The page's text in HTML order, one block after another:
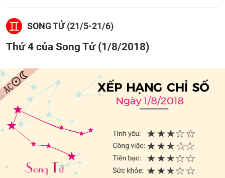
SONG TỬ (21/5-21/6)
Thứ 4 của Song Tử (1/8/2018)